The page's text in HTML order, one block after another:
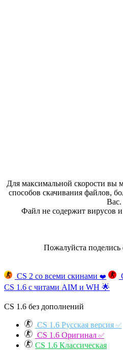
Для максимальной скорости вы
способов скачивания файлов,
Вас.
Файл не содержит вирусов
Пожалуйста поделись
CS 2 со всеми скинами ❤️
CS 1.6 с читами AIM и WH 🌟
CS 1.6 без дополнений
CS 1.6 Русская версия ✅
CS 1.6 Оригинал ✅
CS 1.6 Классическая